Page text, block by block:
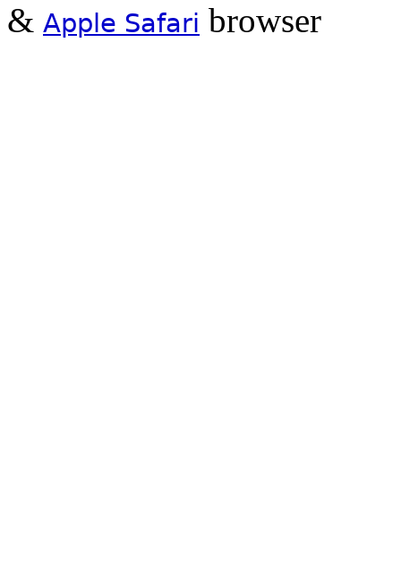
& Apple Safari browser